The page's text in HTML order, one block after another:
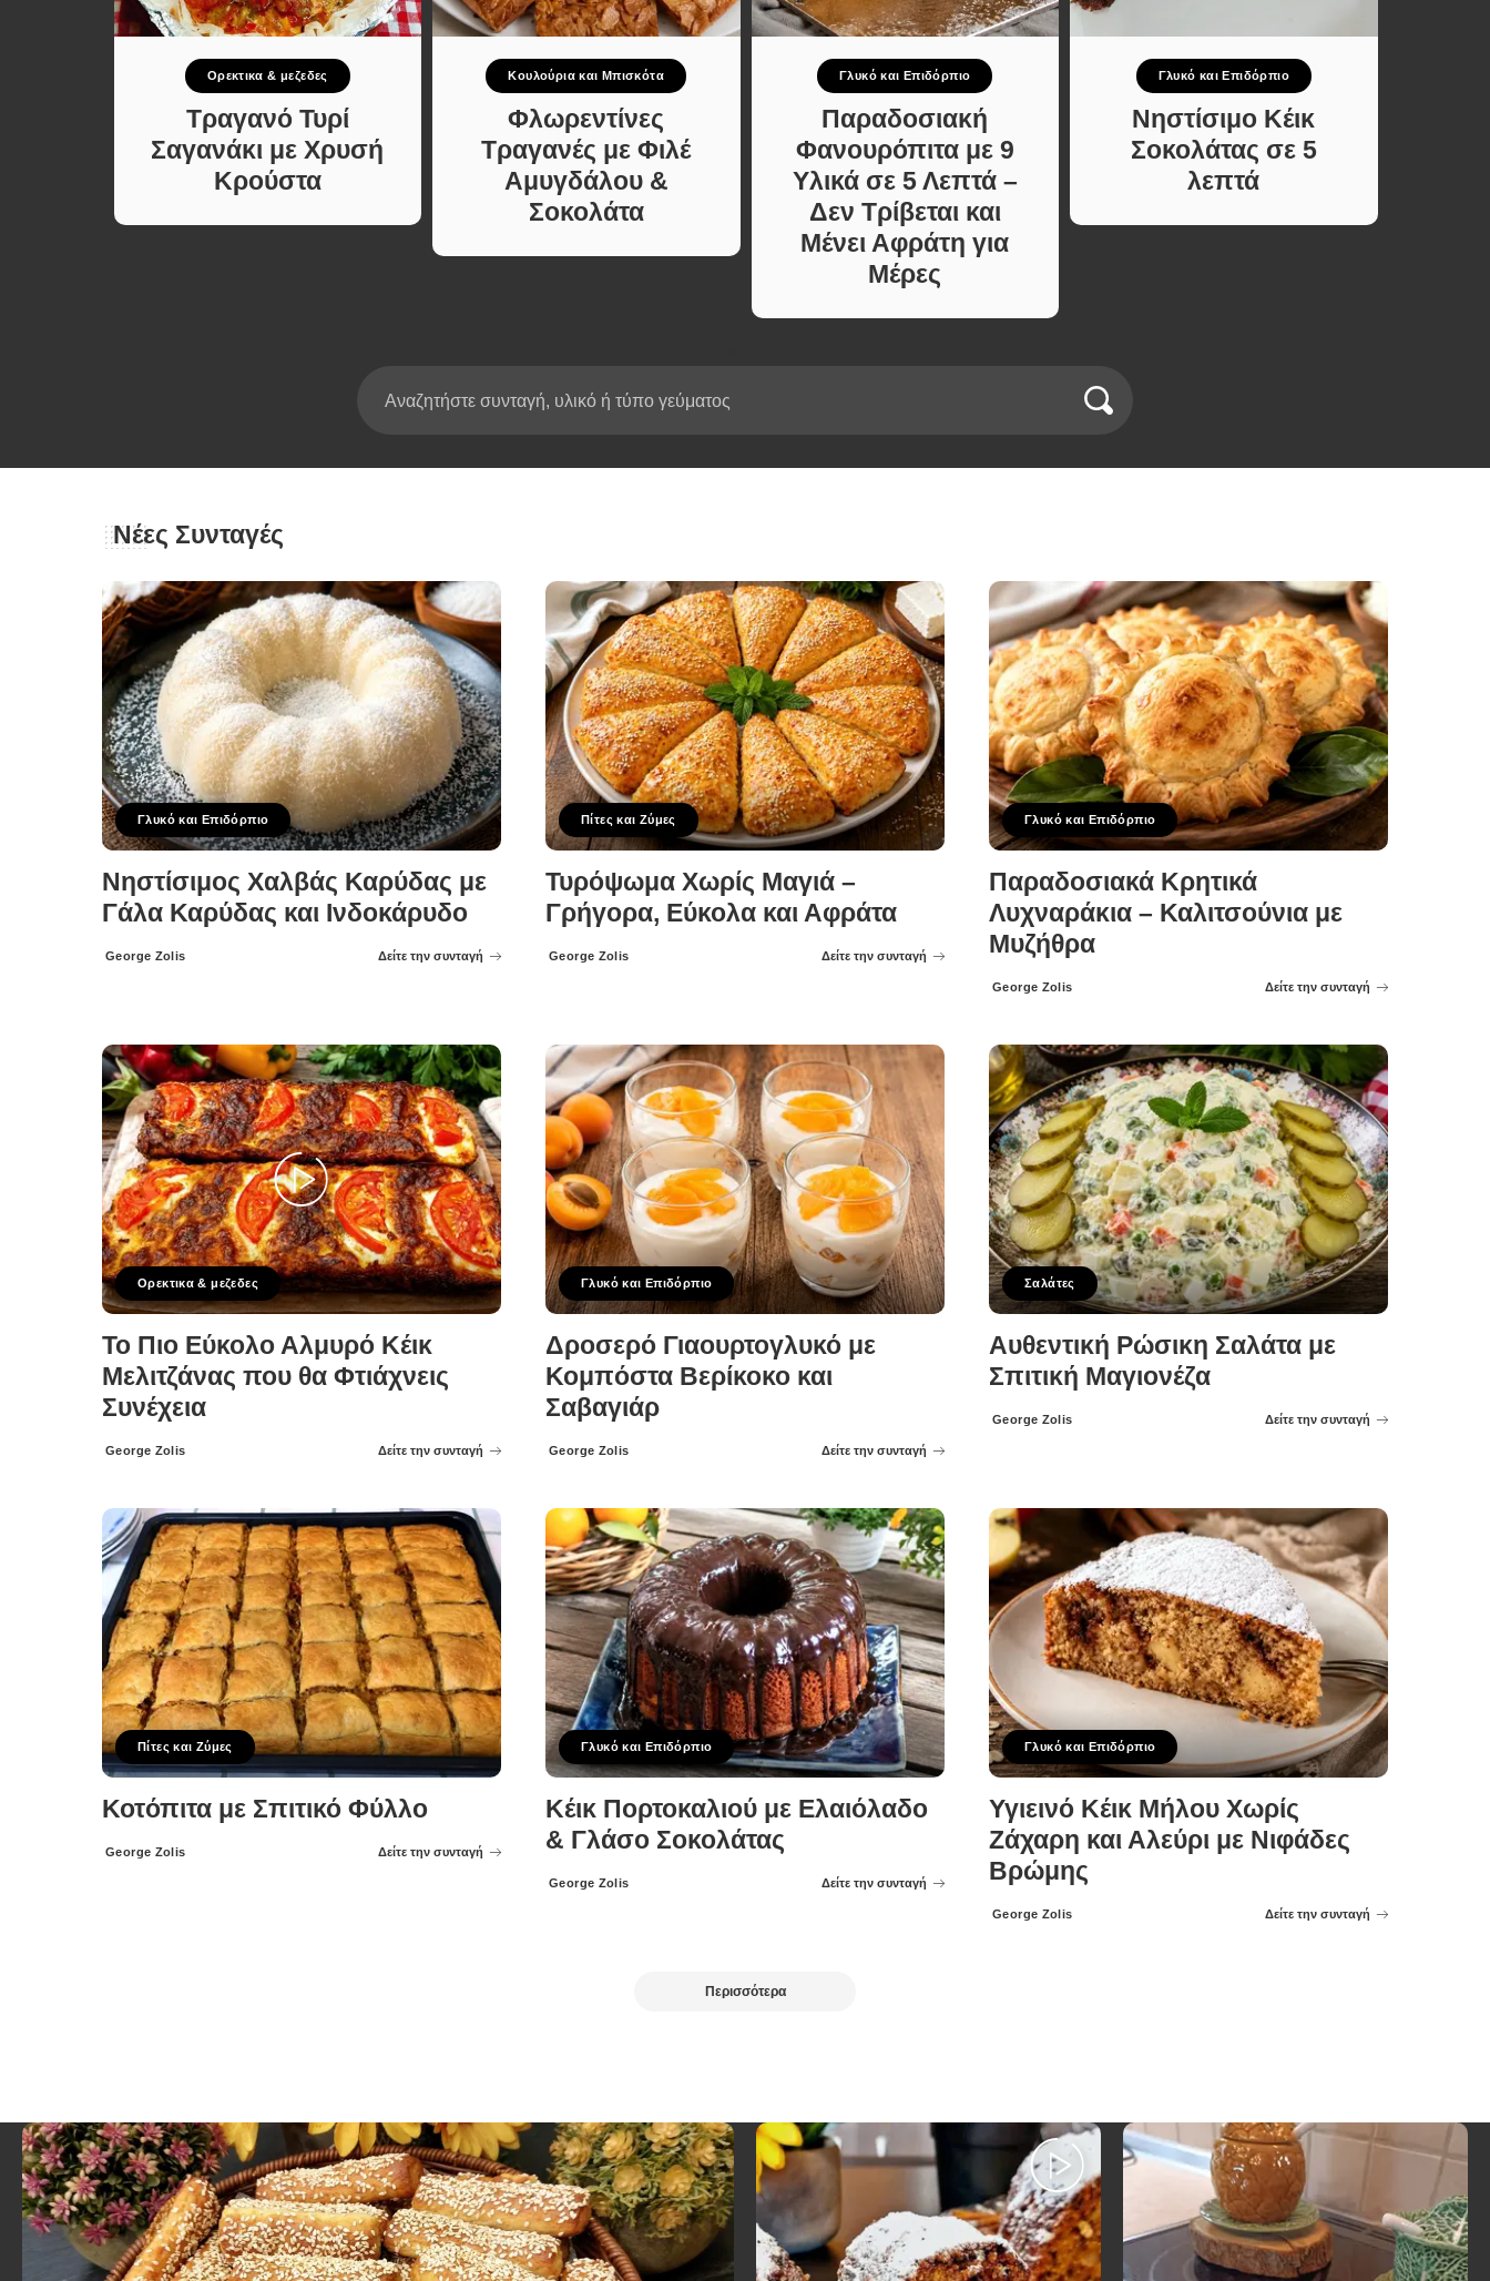
Κυρίως πιάτο
Κρέας
Ζυμαρικά
Σαλάτες
Σνακ
Σούπες και Φαγητά
Κατσαρόλας
Σούπες και Φαγητά
Χορτοφαγικές
Συνταγές Μελών
Ορεκτικα & μεζεδες
Τραγανό Τυρί
Σαγανάκι με Χρυσή
Κρούστα
Κουλούρια και Μπισκότα
Φλωρεντίνες
Τραγανές με Φιλέ
Αμυγδάλου &
Σοκολάτα
Γλυκό και Επιδόρπιο
Παραδοσιακή
Φανουρόπιτα με 9
Υλικά σε 5 Λεπτά –
Δεν Τρίβεται και
Μένει Αφράτη για
Μέρες
Γλυκό και Επιδόρπιο
Νηστίσιμο Κέικ
Σοκολάτας σε 5
λεπτά
Νέες Συνταγές
Γλυκό και Επιδόρπιο
Νηστίσιμος Χαλβάς Καρύδας με
Γάλα Καρύδας και Ινδοκάρυδο
Posted
George Zolis Δείτε την συνταγή
Πίτες και Ζύμες
Τυρόψωμα Χωρίς Μαγιά –
Γρήγορα, Εύκολα και Αφράτα
Posted
George Zolis Δείτε την συνταγή
Γλυκό και Επιδόρπιο
Παραδοσιακά Κρητικά
Λυχναράκια – Καλιτσούνια με
Μυζήθρα
Posted
George Zolis Δείτε την συνταγή
Ορεκτικα & μεζεδες
Το Πιο Εύκολο Αλμυρό Κέικ
Μελιτζάνας που θα Φτιάχνεις
Συνέχεια
Posted
George Zolis Δείτε την συνταγή
Γλυκό και Επιδόρπιο
Δροσερό Γιαουρτογλυκό με
Κομπόστα Βερίκοκο και
Σαβαγιάρ
Posted
George Zolis Δείτε την συνταγή
Σαλάτες
Αυθεντική Ρώσικη Σαλάτα με
Σπιτική Μαγιονέζα
Posted
George Zolis Δείτε την συνταγή
Πίτες και Ζύμες
Κοτόπιτα με Σπιτικό Φύλλο
Posted
George Zolis Δείτε την συνταγή
Γλυκό και Επιδόρπιο
Κέικ Πορτοκαλιού με Ελαιόλαδο
& Γλάσο Σοκολάτας
Posted
George Zolis Δείτε την συνταγή
Γλυκό και Επιδόρπιο
Υγιεινό Κέικ Μήλου Χωρίς
Ζάχαρη και Αλεύρι με Νιφάδες
Βρώμης
Posted
George Zolis Δείτε την συνταγή
Περισσότερα